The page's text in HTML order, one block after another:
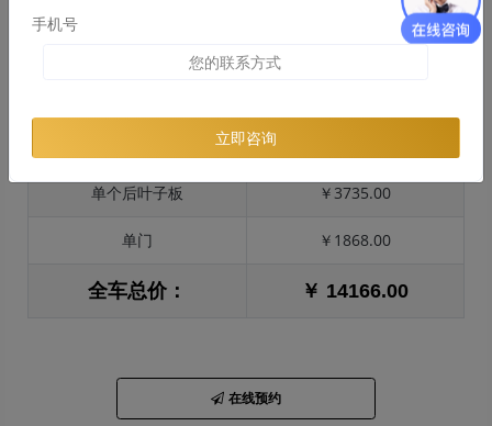
单个后叶子板 ￥3735.00
单门 ￥1868.00
全车总价： ￥ 14166.00
在线预约
手机号
立即咨询